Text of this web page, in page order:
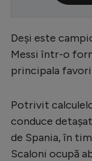
Deși este
Messi într-o
principala
Potrivit
conduce
de Spania, în
Scaloni ocupă